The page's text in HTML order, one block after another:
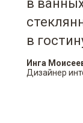
в
в
Инга
Дизайнер